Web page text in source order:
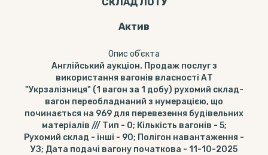
Актив
Опис обʼєкта
Англійський аукціон. Продаж послуг з
використання вагонів власності АТ
"Укрзалізниця" (1 вагон за 1 добу) рухомий склад-
вагон переобладнаний з нумерацією, що
починається на 969 для перевезення будівельних
матеріалів /// Тип - 0; Кількість вагонів - 5;
Рухомий склад - інші - 90; Полігон навантаження -
УЗ; Дата подачі вагону початкова - 11-10-2025